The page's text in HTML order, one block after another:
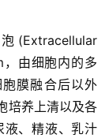
(Extracellular
，由细胞内的多
膜融合后以外
培养上清以及各
液、精液、乳汁